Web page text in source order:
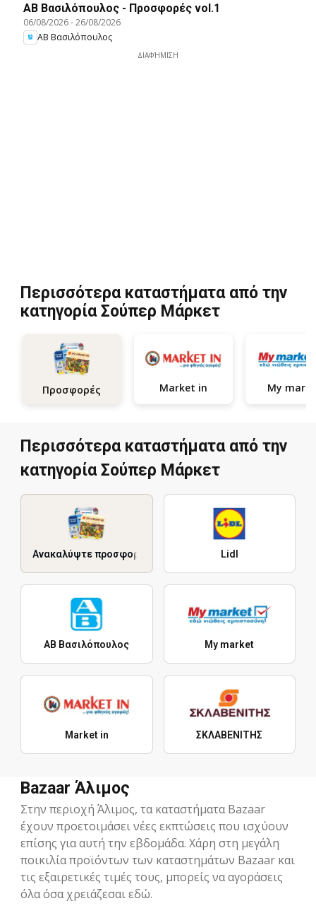
ΑΒ Βασιλόπουλος - Προσφορές vol.1
06/08/2026-26/08/2026
ΑΒ Βασιλόπουλος
ΔΙΑΦΉΜΙΣΗ
Περισσότερα καταστήματα από την
κατηγορία Σούπερ Μάρκετ
Προσφορές Market in My
Περισσότερα καταστήματα από την
κατηγορία Σούπερ Μάρκετ
Ανακαλύψτε προσφορές Lidl
ΑΒ Βασιλόπουλος My market
Market in ΣΚΛΑΒΕΝΙΤΗΣ
Bazaar Άλιμος
Στην περιοχή Άλιμος, τα καταστήματα Bazaar
έχουν προετοιμάσει νέες εκπτώσεις που ισχύουν
επίσης για αυτή την εβδομάδα. Χάρη στη μεγάλη
ποικιλία προϊόντων των καταστημάτων Bazaar και
τις εξαιρετικές τιμές τους, μπορείς να αγοράσεις
όλα όσα χρειάζεσαι εδώ.